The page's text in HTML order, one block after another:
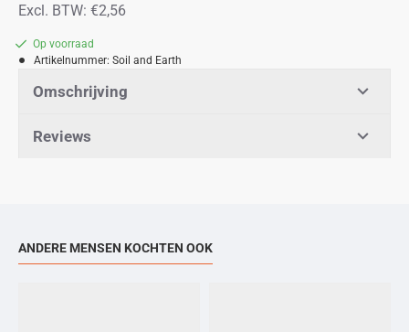
Excl. BTW: €2,56
Op voorraad
Artikelnummer: Soil and Earth
Omschrijving
Reviews
ANDERE MENSEN KOCHTEN OOK